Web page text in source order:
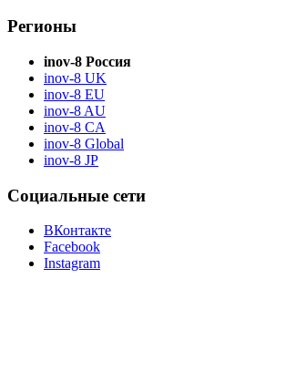
Регионы
inov-8 Россия
inov-8 UK
inov-8 EU
inov-8 AU
inov-8 CA
inov-8 Global
inov-8 JP
Социальные сети
ВКонтакте
Facebook
Instagram